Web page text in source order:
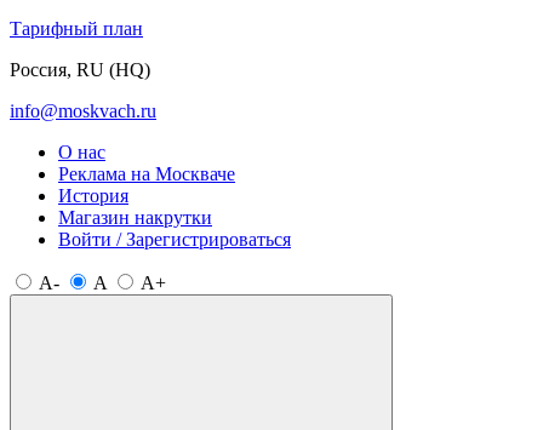
Тарифный план
Россия, RU (HQ)
info@moskvach.ru
О нас
Реклама на Москваче
История
Магазин накрутки
Войти / Зарегистрироваться
A- A A+